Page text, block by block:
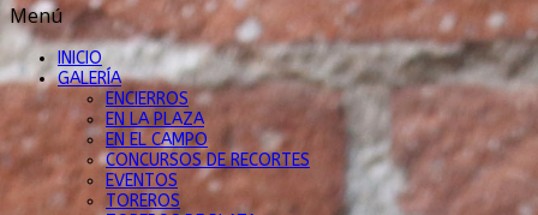
Menú
INICIO
GALERÍA
ENCIERROS
EN LA PLAZA
EN EL CAMPO
CONCURSOS DE RECORTES
EVENTOS
TOREROS